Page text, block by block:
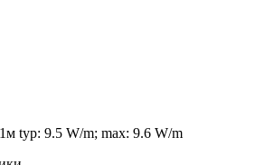
typ: 9.5 W/m; max: 9.6 W/m